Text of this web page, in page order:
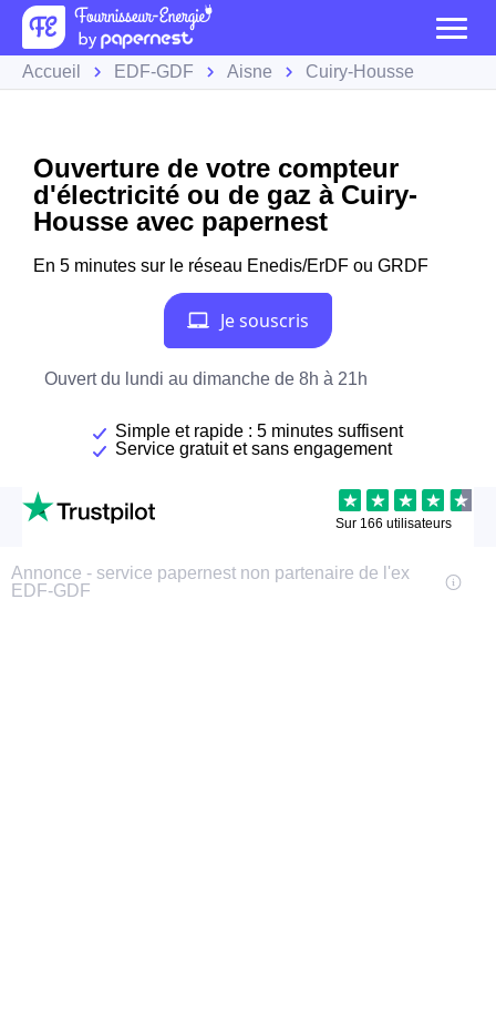
Accueil EDF-GDF Aisne Cuiry-Housse